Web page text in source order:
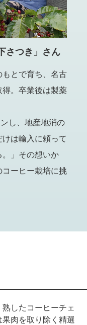
さつき」さん
とで育ち、名古
得。卒業後は製薬
し、地産地消の
は輸入に頼って
。」その想いか
コーヒー栽培に挑
したコーヒーチェ
肉を取り除く精選